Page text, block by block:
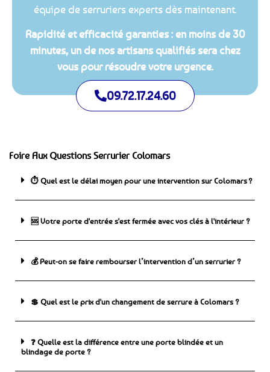
équipe de serruriers experts dès maintenant.
Rapidité et efficacité garanties : en moins de 30
minutes, un de nos artisans qualifiés sera chez
vous pour résoudre votre urgence.
09.72.17.24.60
Foire Aux Questions Serrurier Colomars
⏱️ Quel est le délai moyen pour une intervention sur Colomars ?
🆘 ️Votre porte d'entrée s'est fermée avec vos clés à l'intérieur ?
💰 Peut-on se faire rembourser l’intervention d’un serrurier ?
💲 Quel est le prix d'un changement de serrure à Colomars ?
❓ Quelle est la différence entre une porte blindée et un
blindage de porte ?